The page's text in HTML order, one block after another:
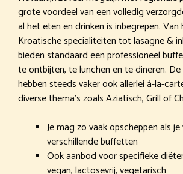
grote voordeel van een volledig
al het eten en drinken is inbegrepen. Van
Kroatische specialiteiten tot lasagne &
bieden standaard een professioneel
te ontbijten, te lunchen en te dineren.
hebben steeds vaker ook allerlei à-la-
diverse thema’s zoals Aziatisch, Grill of
Je mag zo vaak opscheppen als
verschillende buffetten
Ook aanbod voor specifieke